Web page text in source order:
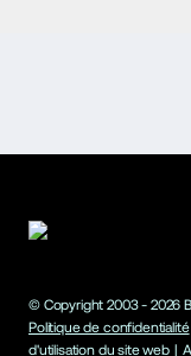
© Copyright 2003 - 2026
Politique de confidentialité
d'utilisation du site web |